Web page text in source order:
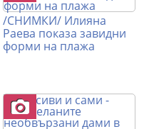
/СНИМКИ/ Илияна
Раева показа завидни
форми на плажа